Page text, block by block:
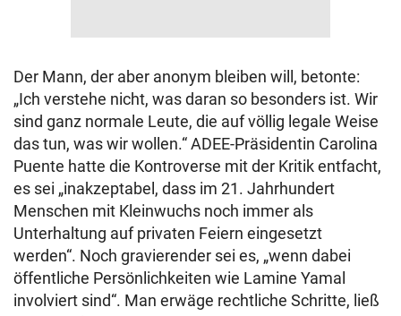
Der Mann, der aber anonym bleiben will, betonte:
„Ich verstehe nicht, was daran so besonders ist. Wir
sind ganz normale Leute, die auf völlig legale Weise
das tun, was wir wollen.“ ADEE-Präsidentin Carolina
Puente hatte die Kontroverse mit der Kritik entfacht,
es sei „inakzeptabel, dass im 21. Jahrhundert
Menschen mit Kleinwuchs noch immer als
Unterhaltung auf privaten Feiern eingesetzt
werden“. Noch gravierender sei es, „wenn dabei
öffentliche Persönlichkeiten wie Lamine Yamal
involviert sind“. Man erwäge rechtliche Schritte, ließ